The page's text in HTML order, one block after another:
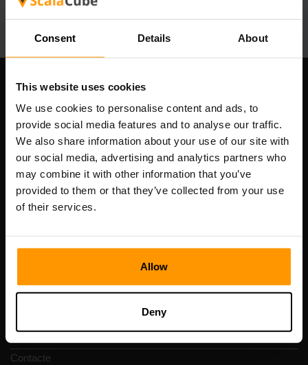
Consent Details About
This website uses cookies
We use cookies to personalise content and ads, to
provide social media features and to analyse our traffic.
We also share information about your use of our site with
our social media, advertising and analytics partners who
may combine it with other information that you’ve
provided to them or that they’ve collected from your use
of their services.
Allow
Deny
Compania noastră
Scalable Hosting Solutions OÜ
Cod de înregistrare: 14652605
cod fiscal: EE102133820
Adresă: Harju maakond, Tallinn, Kesklinna linnaosa,
Contacte